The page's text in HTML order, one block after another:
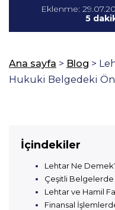
Eklenme:
5
Ana sayfa > Blog >
Hukuki Belgedeki
İçindekiler
Lehtar Ne
Çeşitli Belgelerde
Lehtar ve Hamil
Finansal